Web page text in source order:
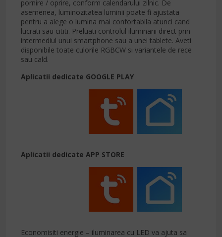
pornire / oprire, conform calendarului zilnic. De
asemenea, luminozitatea luminii poate fi ajustata
pentru a alege o lumina mai confortabila atunci cand
lucrati sau cititi. Preluati controlul iluminarii direct prin
intermediul unui smartphone sau a unei tablete. Aveti
disponibile toate culorile RGBCW si variantele de rece
sau cald.
Aplicatii dedicate GOOGLE PLAY
Aplicatii dedicate APP STORE
Economisiti energie – iluminarea cu LED va ajuta sa